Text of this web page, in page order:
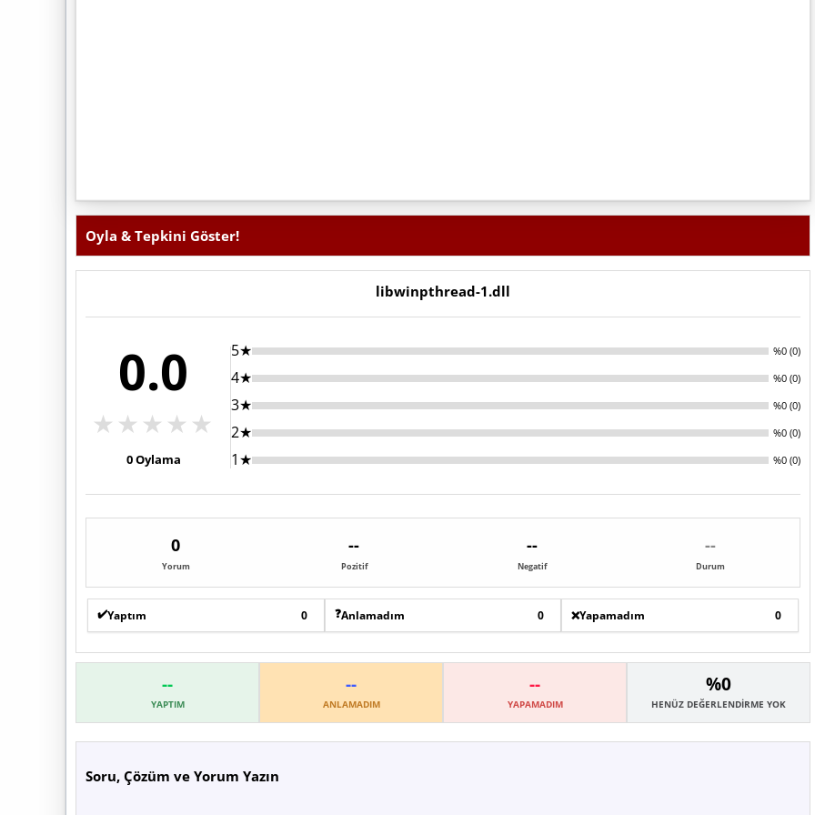
Oyla & Tepkini Göster!
libwinpthread-1.dll
0.0
★ ★ ★ ★ ★
0Oylama
5★ %0 (0)
4★ %0 (0)
3★ %0 (0)
2★ %0 (0)
1★ %0 (0)
0
Yorum
--
Pozitif
--
Negatif
--
Durum
✔️Yaptım 0 ❓Anlamadım 0 ❌Yapamadım 0
--
YAPTIM
--
ANLAMADIM
--
YAPAMADIM
%0
HENÜZ DEĞERLENDIRME YOK
Soru, Çözüm ve Yorum Yazın